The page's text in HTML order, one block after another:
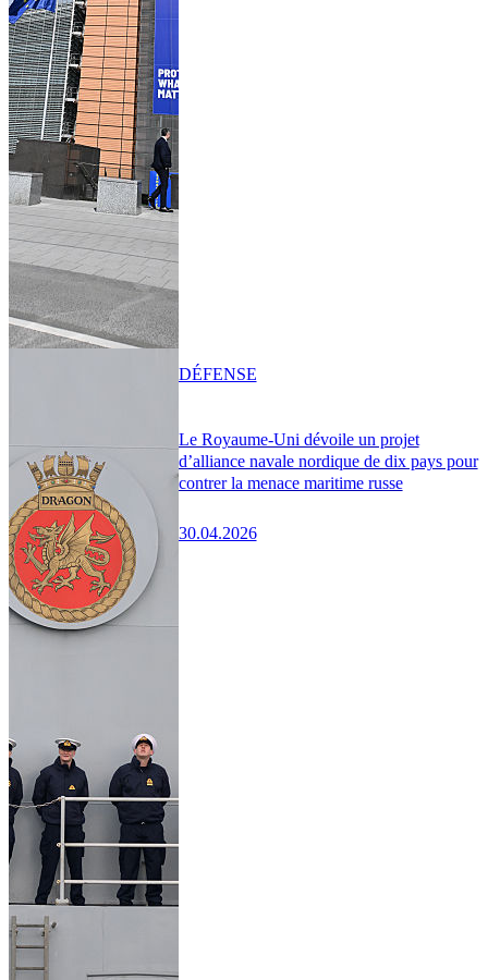
Le Royaume-Uni dévoile un projet
d’alliance navale nordique de dix pays pour
contrer la menace maritime russe
30.04.2026
DÉFENSE